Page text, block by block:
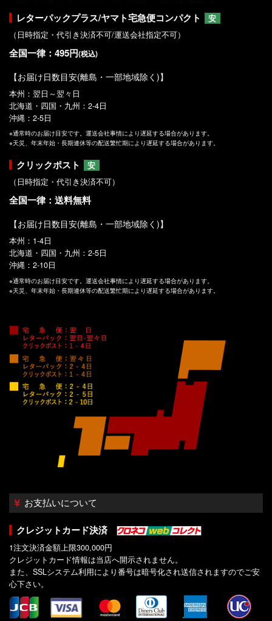
レターパックプラス/ヤマト宅急便コンパクト
安
（日時指定・代引き決済不可/運送会社指定不可）
全国一律：495円(税込)
【お届け日数目安(離島・一部地域除く)】
本州：翌日～翌々日
北海道・四国・九州：2-4日
沖縄：2-5日
※通常時のお届け目安です。運送会社事情により遅延する場合があります。
※天災、年末年始・長期連休等の配送繁忙期により遅延する場合があります。
クリックポスト
安
（日時指定・代引き決済不可）
全国一律：送料無料
【お届け日数目安(離島・一部地域除く)】
本州：1-4日
北海道・四国・九州：2-5日
沖縄：2-10日
※通常時のお届け目安です。運送会社事情により遅延する場合があります。
※天災、年末年始・長期連休等の配送繁忙期により遅延する場合があります。
お支払いについて
クレジットカード決済
1注文決済金額上限300,000円
クレジットカード情報は当店へ開示されません。
また、SSLシステム利用により番号は暗号化され送信されますのでご安
心下さい。